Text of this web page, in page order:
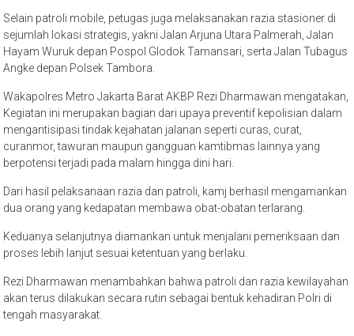
Selain patroli mobile, petugas juga melaksanakan razia stasioner di
sejumlah lokasi strategis, yakni Jalan Arjuna Utara Palmerah, Jalan
Hayam Wuruk depan Pospol Glodok Tamansari, serta Jalan Tubagus
Angke depan Polsek Tambora.
Wakapolres Metro Jakarta Barat AKBP Rezi Dharmawan mengatakan,
Kegiatan ini merupakan bagian dari upaya preventif kepolisian dalam
mengantisipasi tindak kejahatan jalanan seperti curas, curat,
curanmor, tawuran maupun gangguan kamtibmas lainnya yang
berpotensi terjadi pada malam hingga dini hari.
Dari hasil pelaksanaan razia dan patroli, kamj berhasil mengamankan
dua orang yang kedapatan membawa obat-obatan terlarang.
Keduanya selanjutnya diamankan untuk menjalani pemeriksaan dan
proses lebih lanjut sesuai ketentuan yang berlaku.
Rezi Dharmawan menambahkan bahwa patroli dan razia kewilayahan
akan terus dilakukan secara rutin sebagai bentuk kehadiran Polri di
tengah masyarakat.